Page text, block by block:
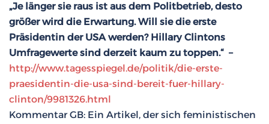
„Je länger sie raus ist aus dem Politbetrieb, desto
größer wird die Erwartung. Will sie die erste
Präsidentin der USA werden? Hillary Clintons
Umfragewerte sind derzeit kaum zu toppen.“ –
http://www.tagesspiegel.de/politik/die-erste-
praesidentin-die-usa-sind-bereit-fuer-hillary-
clinton/9981326.html
Kommentar GB: Ein Artikel, der sich feministischen